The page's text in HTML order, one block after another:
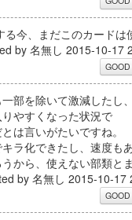
今、まだこのカードは
by 名無し 2015-10-17
部を除いて激減したし
やすくなった状況で
は言いがたいですね。
ラ化できたし、速度も
から、使えない部類と
by 名無し 2015-10-